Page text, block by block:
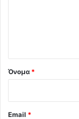
Όνομα *
Email *